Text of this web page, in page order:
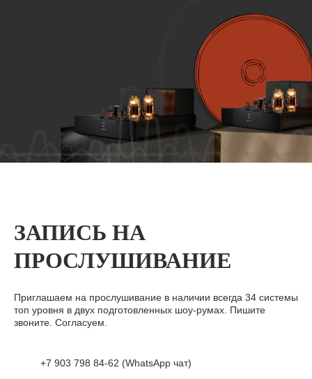
ЗАПИСЬ НА
ПРОСЛУШИВАНИЕ
Приглашаем на прослушивание в наличии всегда 34 системы
топ уровня в двух подготовленных шоу-румах. Пишите
звоните. Согласуем.
+7 903 798 84-62 (WhatsApp чат)